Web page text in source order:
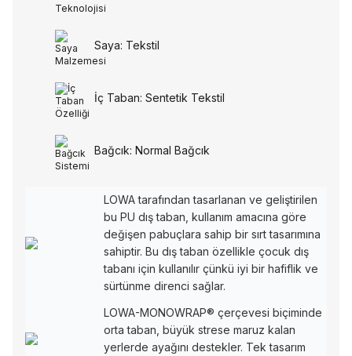
Saya: Tekstil
İç Taban: Sentetik Tekstil
Bağcık: Normal Bağcık
LOWA tarafından tasarlanan ve geliştirilen
bu PU dış taban, kullanım amacına göre
değişen pabuçlara sahip bir sırt tasarımına
sahiptir. Bu dış taban özellikle çocuk dış
tabanı için kullanılır çünkü iyi bir hafiflik ve
sürtünme direnci sağlar.
LOWA-MONOWRAP® çerçevesi biçiminde
orta taban, büyük strese maruz kalan
yerlerde ayağını destekler. Tek tasarım